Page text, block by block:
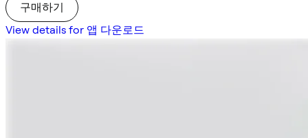
구매하기
View details for 앱 다운로드